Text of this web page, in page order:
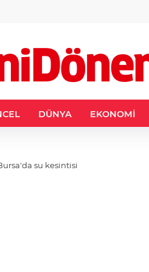
DÜNYA EKONOMİ
su kesintisi